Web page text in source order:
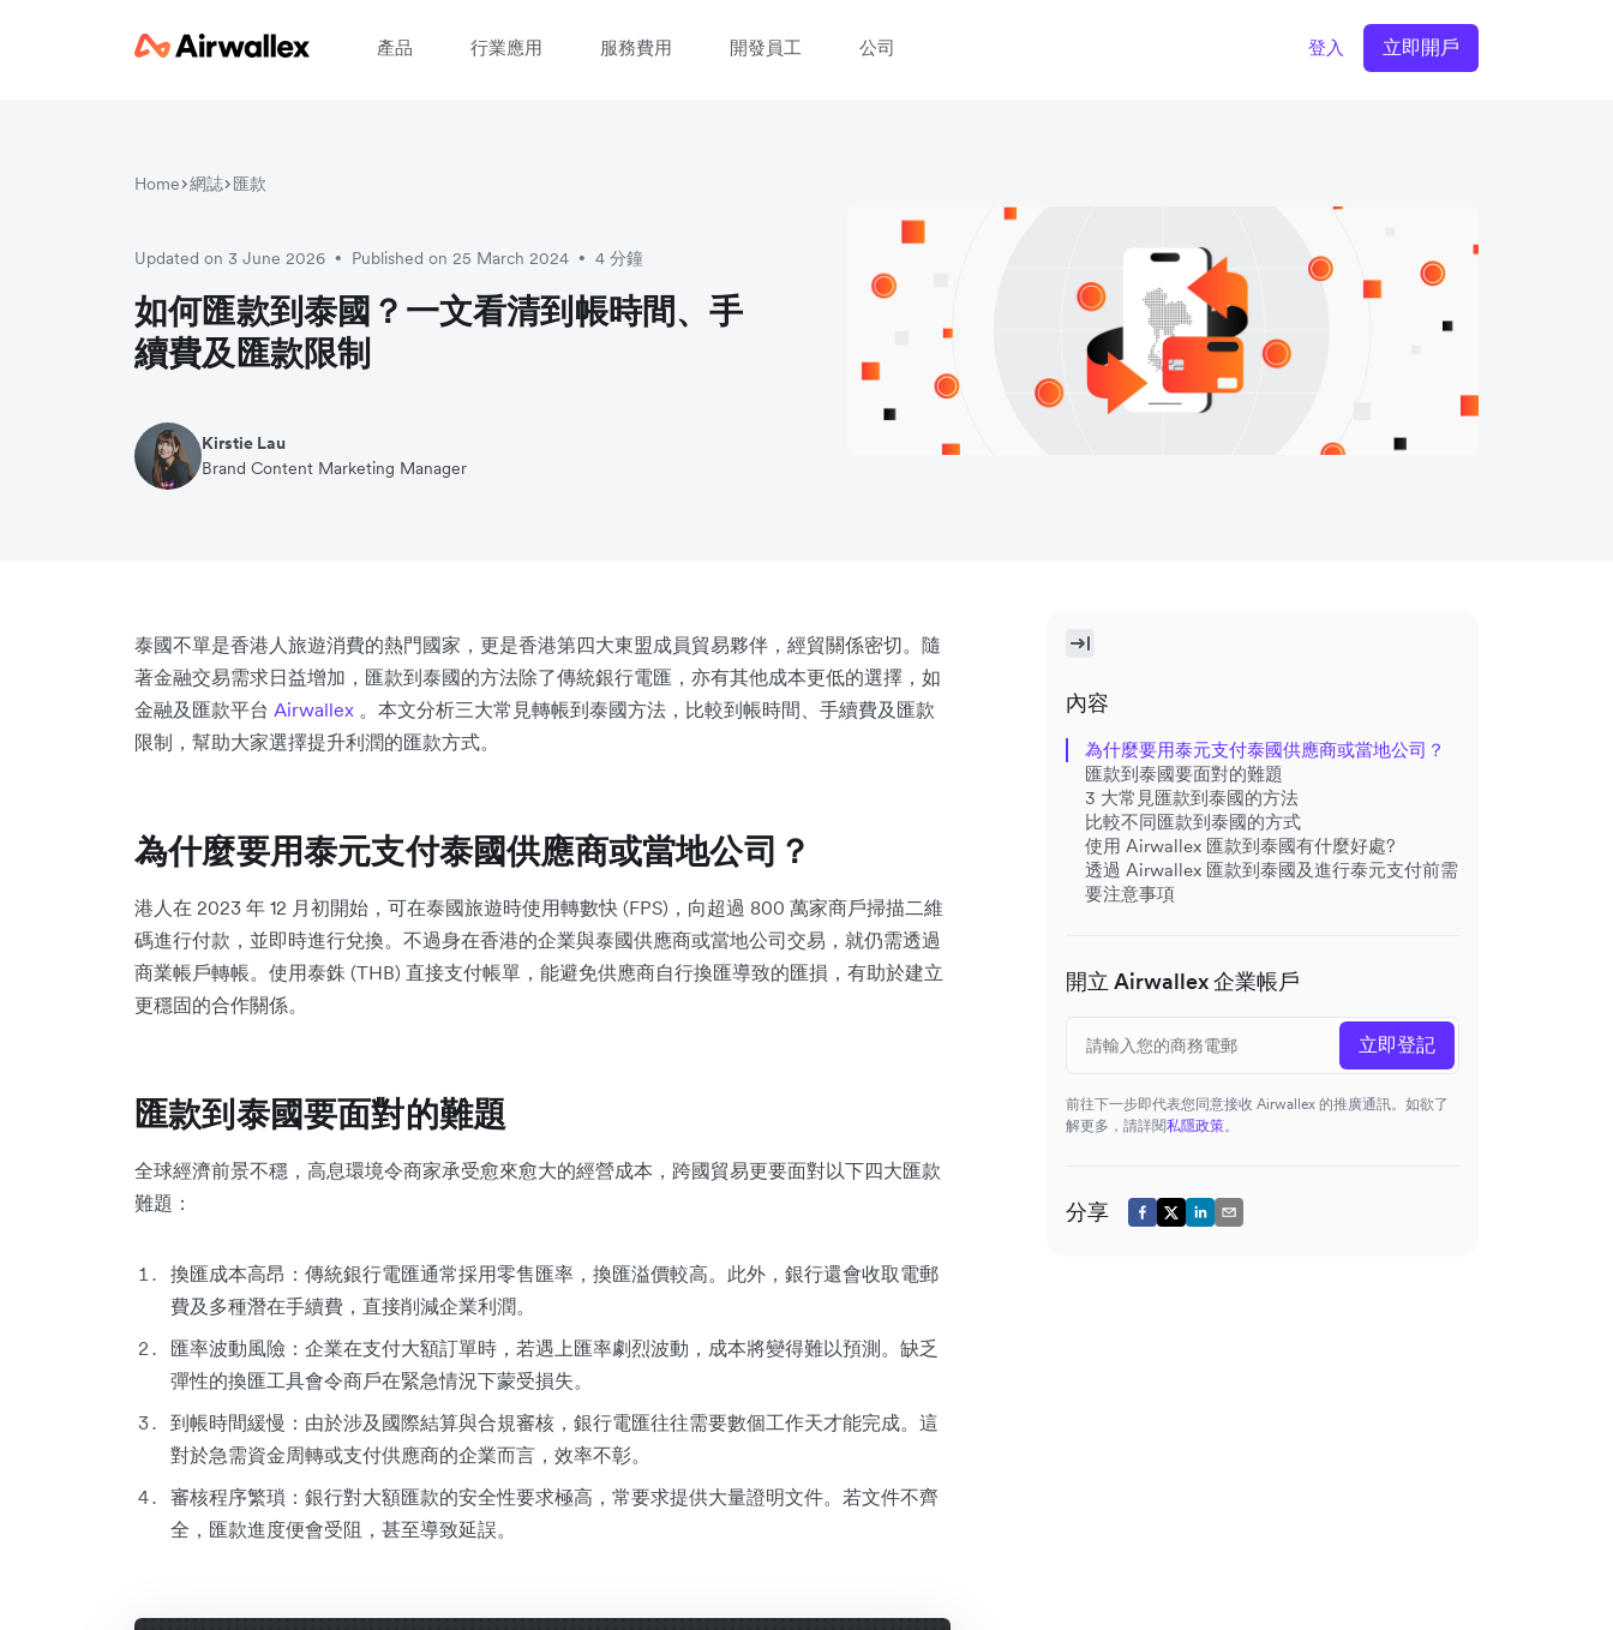
產品 行業應用 服務費用 開發員工 公司 登入 立即開戶
Home 網誌 匯款
Updated on 3 June 2026 • Published on 25 March 2024 • 4 分鐘
如何匯款到泰國？一文看清到帳時間、手
續費及匯款限制
Kirstie Lau
Brand Content Marketing Manager
泰國不單是香港人旅遊消費的熱門國家，更是香港第四大東盟成員貿易夥伴，經貿關係密切。隨
著金融交易需求日益增加，匯款到泰國的方法除了傳統銀行電匯，亦有其他成本更低的選擇，如
金融及匯款平台 Airwallex 。本文分析三大常見轉帳到泰國方法，比較到帳時間、手續費及匯款
限制，幫助大家選擇提升利潤的匯款方式。
為什麼要用泰元支付泰國供應商或當地公司？
港人在 2023 年 12 月初開始，可在泰國旅遊時使用轉數快 (FPS)，向超過 800 萬家商戶掃描二維
碼進行付款，並即時進行兌換。不過身在香港的企業與泰國供應商或當地公司交易，就仍需透過
商業帳戶轉帳。使用泰銖 (THB) 直接支付帳單，能避免供應商自行換匯導致的匯損，有助於建立
更穩固的合作關係。
匯款到泰國要面對的難題
全球經濟前景不穩，高息環境令商家承受愈來愈大的經營成本，跨國貿易更要面對以下四大匯款
難題：
換匯成本高昂：傳統銀行電匯通常採用零售匯率，換匯溢價較高。此外，銀行還會收取電郵
費及多種潛在手續費，直接削減企業利潤。
匯率波動風險：企業在支付大額訂單時，若遇上匯率劇烈波動，成本將變得難以預測。缺乏
彈性的換匯工具會令商戶在緊急情況下蒙受損失。
到帳時間緩慢：由於涉及國際結算與合規審核，銀行電匯往往需要數個工作天才能完成。這
對於急需資金周轉或支付供應商的企業而言，效率不彰。
審核程序繁瑣：銀行對大額匯款的安全性要求極高，常要求提供大量證明文件。若文件不齊
全，匯款進度便會受阻，甚至導致延誤。
內容
為什麼要用泰元支付泰國供應商或當地公司？
匯款到泰國要面對的難題
3 大常見匯款到泰國的方法
比較不同匯款到泰國的方式
使用 Airwallex 匯款到泰國有什麼好處?
透過 Airwallex 匯款到泰國及進行泰元支付前需
要注意事項
開立 Airwallex 企業帳戶
立即登記
前往下一步即代表您同意接收 Airwallex 的推廣通訊。如欲了
解更多，請詳閱私隱政策。
分享